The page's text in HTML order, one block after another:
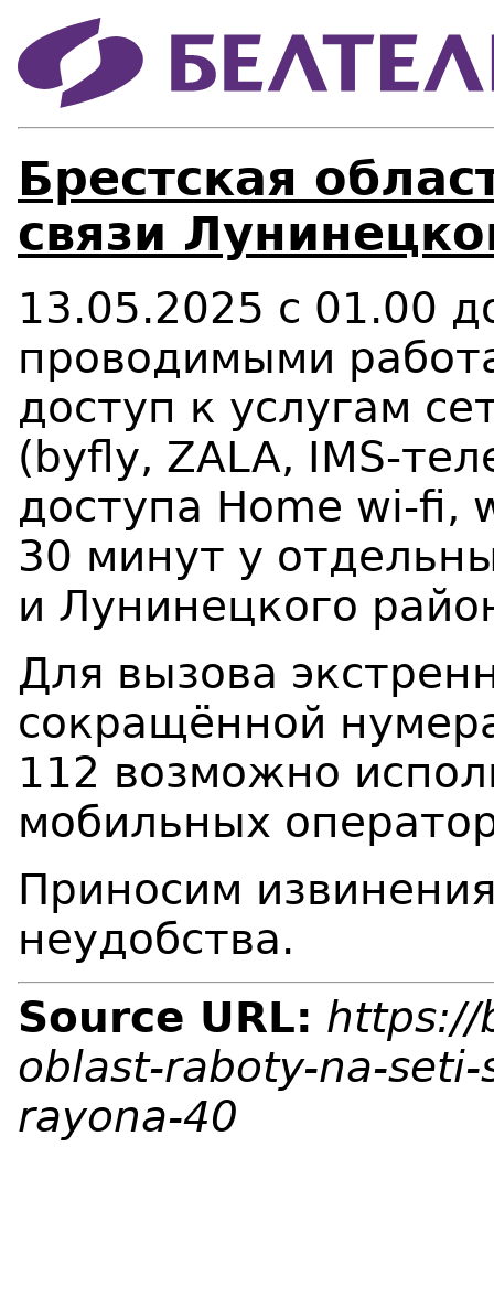
Брестская
связи
13.05.2025 с 01.00
проводимыми
доступ к услугам
(byfly, ZALA, IMS-
доступа Home wi-fi,
30 минут у
и Лунинецкого
Для вызова
сокращённой
112 возможно
мобильных
Приносим
неудобства.
Source URL: https://
oblast-raboty-na-
rayona-40